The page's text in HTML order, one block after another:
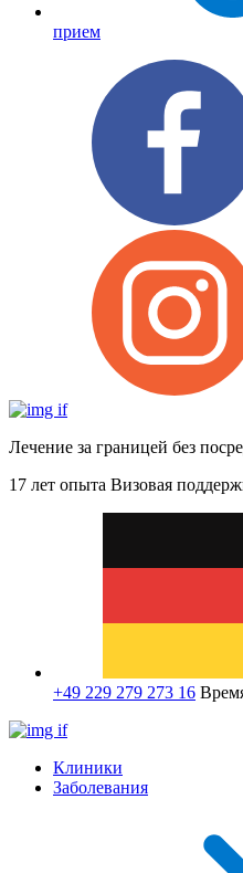
прием
Лечение за границей без
17 лет опыта Визовая
+49 229 279 273 16
Клиники
Заболевания